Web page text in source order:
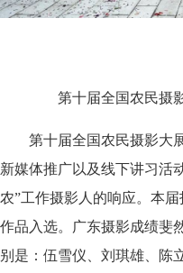
第十届全国农民摄
第十届全国农民摄影大
新媒体推广以及线下讲习活
农”工作摄影人的响应。本
作品入选。广东摄影成绩斐
别是：伍雪仪、刘琪雄、陈